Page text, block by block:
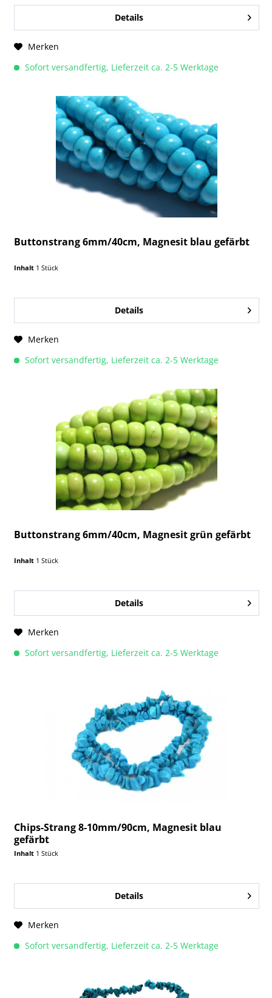
Details
Merken
Sofort versandfertig, Lieferzeit ca. 2-5 Werktage
Buttonstrang 6mm/40cm, Magnesit blau gefärbt
Inhalt 1 Stück
Details
Merken
Sofort versandfertig, Lieferzeit ca. 2-5 Werktage
Buttonstrang 6mm/40cm, Magnesit grün gefärbt
Inhalt 1 Stück
Details
Merken
Sofort versandfertig, Lieferzeit ca. 2-5 Werktage
Chips-Strang 8-10mm/90cm, Magnesit blau
gefärbt
Inhalt 1 Stück
Details
Merken
Sofort versandfertig, Lieferzeit ca. 2-5 Werktage